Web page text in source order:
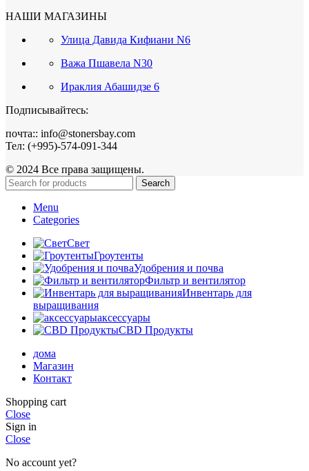
НАШИ МАГАЗИНЫ
Улица Давида Кифиани N6
Важа Пшавела N30
Ираклия Абашидзе 6
Подписывайтесь:
почта:: info@stonersbay.com
Тел: (+995)-574-091-344
© 2024 Все права защищены.
Search
Menu
Categories
Свет
Гроутенты
Удобрения и почва
Фильтр и вентилятор
Инвентарь для
выращивания
аксессуары
CBD Продукты
дома
Магазин
Контакт
Shopping cart
Close
Sign in
Close
No account yet?